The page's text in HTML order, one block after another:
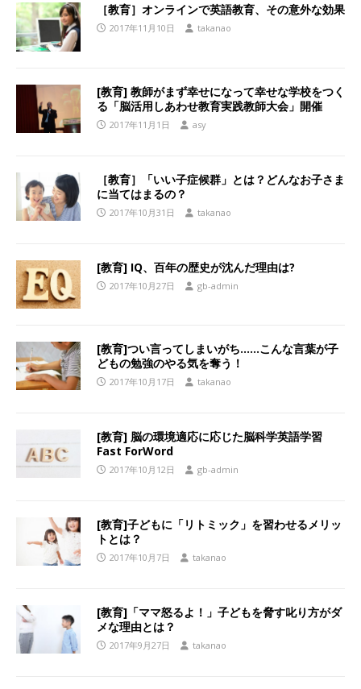
［教育］オンラインで英語教育、その意外な効果
2017年11月10日 takanao
[教育] 教師がまず幸せになって幸せな学校をつく
る「脳活用しあわせ教育実践教師大会」開催
2017年11月1日 asy
［教育］「いい子症候群」とは？どんなお子さま
に当てはまるの？
2017年10月31日 takanao
[教育] IQ、百年の歴史が沈んだ理由は?
2017年10月27日 gb-admin
[教育]つい言ってしまいがち……こんな言葉が子
どもの勉強のやる気を奪う！
2017年10月17日 takanao
[教育] 脳の環境適応に応じた脳科学英語学習
Fast ForWord
2017年10月12日 gb-admin
[教育]子どもに「リトミック」を習わせるメリッ
トとは？
2017年10月7日 takanao
[教育]「ママ怒るよ！」子どもを脅す叱り方がダ
メな理由とは？
2017年9月27日 takanao